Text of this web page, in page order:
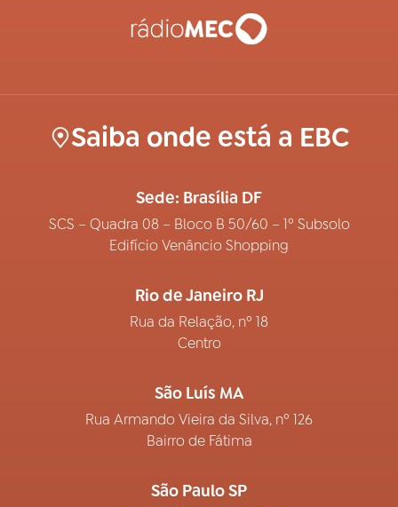
Saiba onde está a EBC
Sede: Brasília DF
SCS – Quadra 08 – Bloco B 50/60 – 1º Subsolo
Edifício Venâncio Shopping
Rio de Janeiro RJ
Rua da Relação, nº 18
Centro
São Luís MA
Rua Armando Vieira da Silva, nº 126
Bairro de Fátima
São Paulo SP